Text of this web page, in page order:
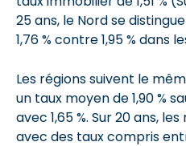
25 ans, le Nord se
1,76 % contre 1,95 % dans
Les régions suivent le
un taux moyen de 1,90 %
avec 1,65 %. Sur 20 ans,
avec des taux compris